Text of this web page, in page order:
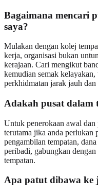
Bagaimana mencari
saya?
Mulakan dengan kolej
kerja, organisasi bukan
kerajaan. Cari mengikut
kemudian semak
perkhidmatan jarak jauh dan
Adakah pusat dalam
Untuk penerokaan awal dan
terutama jika anda
pengambilan tempatan,
peribadi, gabungkan
tempatan.
Apa patut dibawa ke